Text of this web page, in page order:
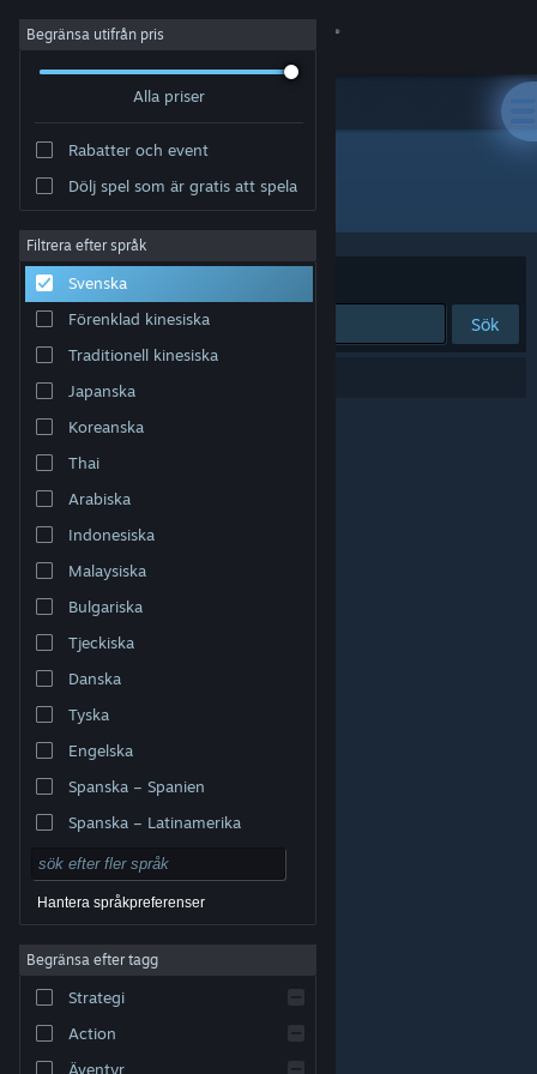
Logga in
Om
Support
Byt språk
Skaffa Steams mobilapp
Se skrivbordswebbplats
varumärken tillhör respektive ägare i USA och andra
Tillgänglighet
Återbetalningar|
Begränsa utifrån pris
Alla priser
Rabatter och event
Dölj spel som är gratis att spela
Filtrera efter språk
Svenska
Förenklad kinesiska
Traditionell kinesiska
Japanska
Koreanska
Thai
Arabiska
Indonesiska
Malaysiska
Bulgariska
Tjeckiska
Danska
Tyska
Engelska
Spanska – Spanien
Spanska – Latinamerika
Hantera språkpreferenser
Begränsa efter tagg
Strategi
Action
Äventyr
Utvecklare: Polybay Digital Entertainment
Sortera efter Relevans
Sök